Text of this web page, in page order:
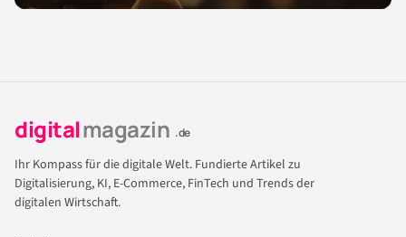
digitalmagazin .de
Ihr Kompass für die digitale Welt. Fundierte Artikel zu
Digitalisierung, KI, E-Commerce, FinTech und Trends der
digitalen Wirtschaft.